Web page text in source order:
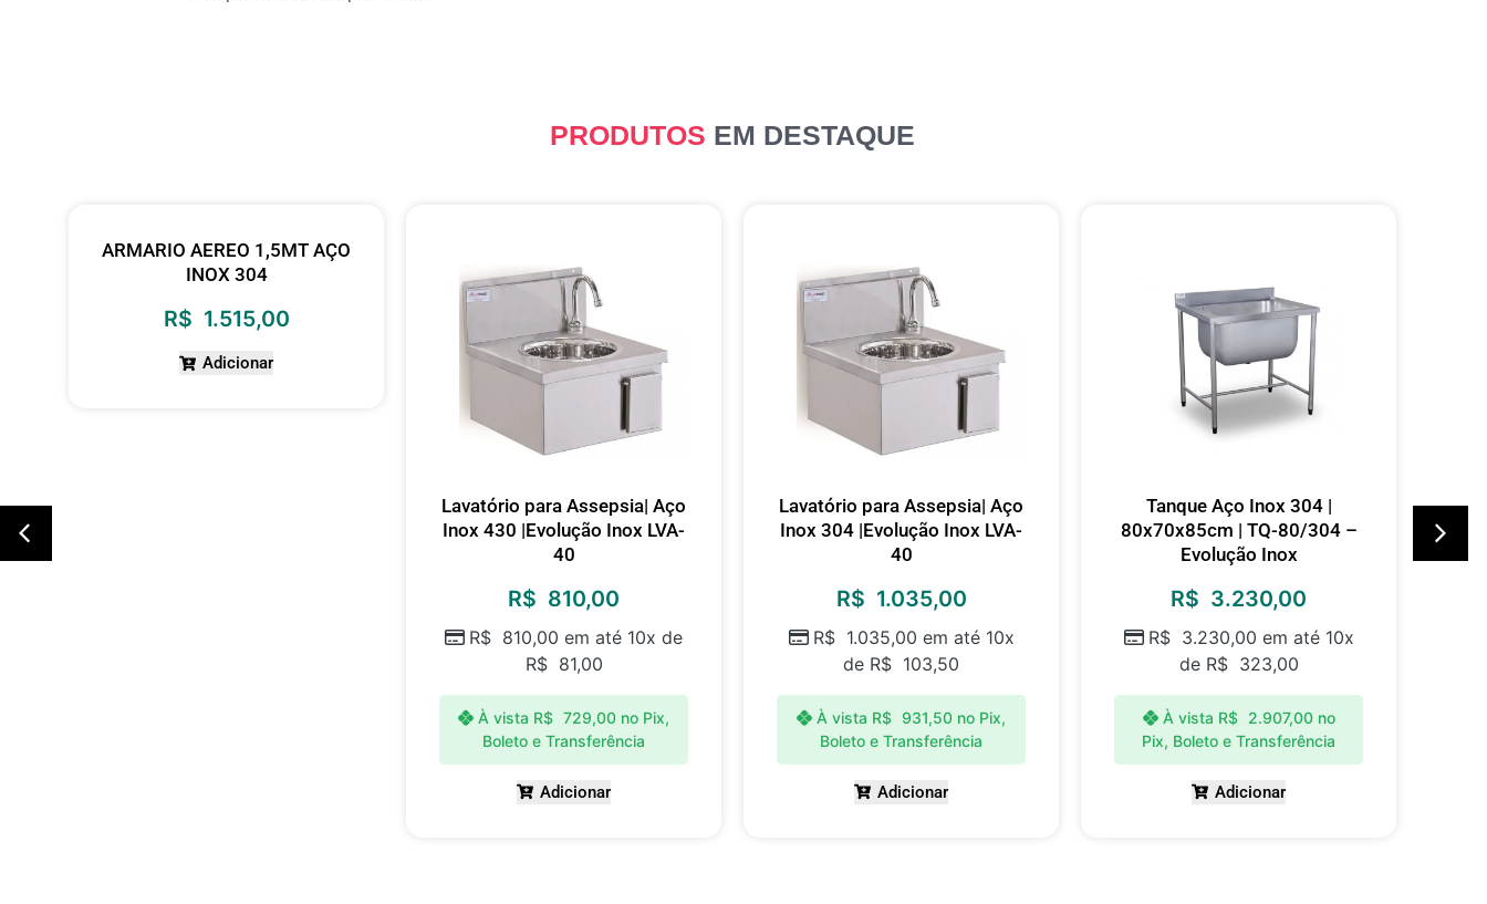
PRODUTOS EM DESTAQUE
ARMARIO AEREO 1,5MT AÇO
INOX 304
R$ 1.515,00
Adicionar
Lavatório para Assepsia| Aço
Inox 430 |Evolução Inox LVA-
40
R$ 810,00
R$ 810,00 em até 10x de
R$ 81,00
À vista R$ 729,00 no Pix,
Boleto e Transferência
Adicionar
Lavatório para Assepsia| Aço
Inox 304 |Evolução Inox LVA-
40
R$ 1.035,00
R$ 1.035,00 em até 10x
de R$ 103,50
À vista R$ 931,50 no Pix,
Boleto e Transferência
Adicionar
Tanque Aço Inox 304 |
80x70x85cm | TQ-80/304 –
Evolução Inox
R$ 3.230,00
R$ 3.230,00 em até 10x
de R$ 323,00
À vista R$ 2.907,00 no
Pix, Boleto e Transferência
Adicionar